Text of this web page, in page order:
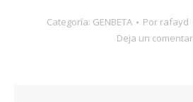
Categoría: GENBETA Por rafayd
Deja un